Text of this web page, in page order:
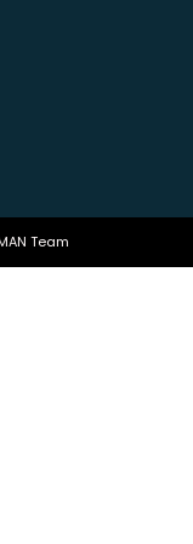
Team